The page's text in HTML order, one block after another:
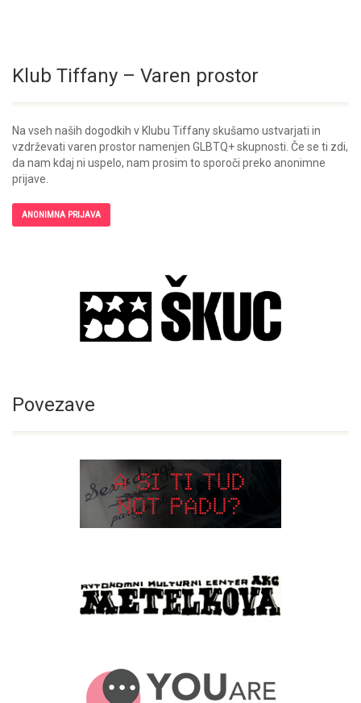
Klub Tiffany – Varen prostor
Na vseh naših dogodkih v Klubu Tiffany skušamo ustvarjati in
vzdrževati varen prostor namenjen GLBTQ+ skupnosti. Če se ti zdi,
da nam kdaj ni uspelo, nam prosim to sporoči preko anonimne
prijave.
ANONIMNA PRIJAVA
Povezave